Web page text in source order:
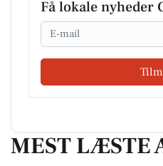
Få lokale nyheder
Email
MEST LÆSTE